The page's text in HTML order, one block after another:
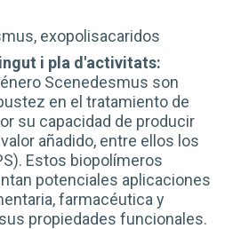
exopolisacaridos
i pla d'activitats:
Scenedesmus son
en el tratamiento de
su capacidad de producir
añadido, entre ellos los
Estos biopolímeros
potenciales aplicaciones
farmacéutica y
propiedades funcionales.